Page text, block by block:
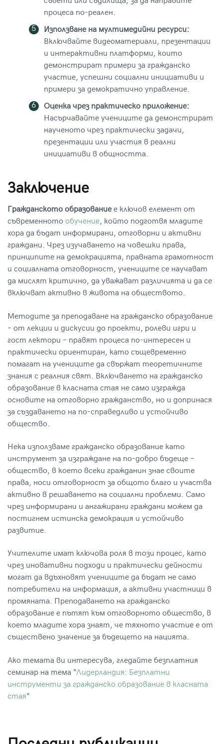
процеса по-реален.
Използване на мултимедийни ресурси:
Включвайте видеоматериали, презентации
и интерактивни платформи, които
демонстрират примери за гражданско
участие, успешни социални инициативи и
примери за демократично управление.
Оценка чрез практическо приложение:
Насърчавайте учениците да демонстрират
наученото чрез практически задачи,
презентации или участия в реални
инициативи в общността.
Заключение
Гражданското образованиее ключов елемент от
съвременното обучение, който подготвя младите
хора да бъдат информирани, отговорни и активни
граждани. Чрез изучаването на човешки права,
принципите на демокрацията, правната грамотност
и социалната отговорност, учениците се научават
да мислят критично, да уважават различията и да се
включват активно в живота на обществото.
Методите за преподаване на гражданско образование
– от лекции и дискусии до проекти, ролеви игри и
гост лектори – правят процеса по-интересен и
практически ориентиран, като същевременно
помагат на учениците да свържат теоретичните
знания с реалния свят. Включването на гражданско
образование в класната стая не само изгражда
основите на отговорно гражданство, но и допринася
за създаването на по-справедливо и устойчиво
общество.
Нека използваме гражданско образование като
инструмент за изграждане на по-добро бъдеще –
общество, в което всеки гражданин знае своите
права, носи отговорност за общото благо и участва
активно в решаването на социални проблеми. Само
чрез информирани и ангажирани граждани можем да
постигнем истинска демокрация и устойчиво
развитие.
Учителите имат ключова роля в този процес, като
чрез иновативни подходи и практически дейности
могат да вдъхновят учениците да бъдат не само
потребители на информация, а активни участници в
промяната. Преподаването на гражданско
образование е пътят към отговорното общество, в
което младите хора знаят, че тяхното участие е от
съществено значение за бъдещето на нацията.
Ако темата ви интересува, гледайте безплатния
семинар на тема “Лидерландия: Безплатни
инструменти за гражданско образование в класната
стая “